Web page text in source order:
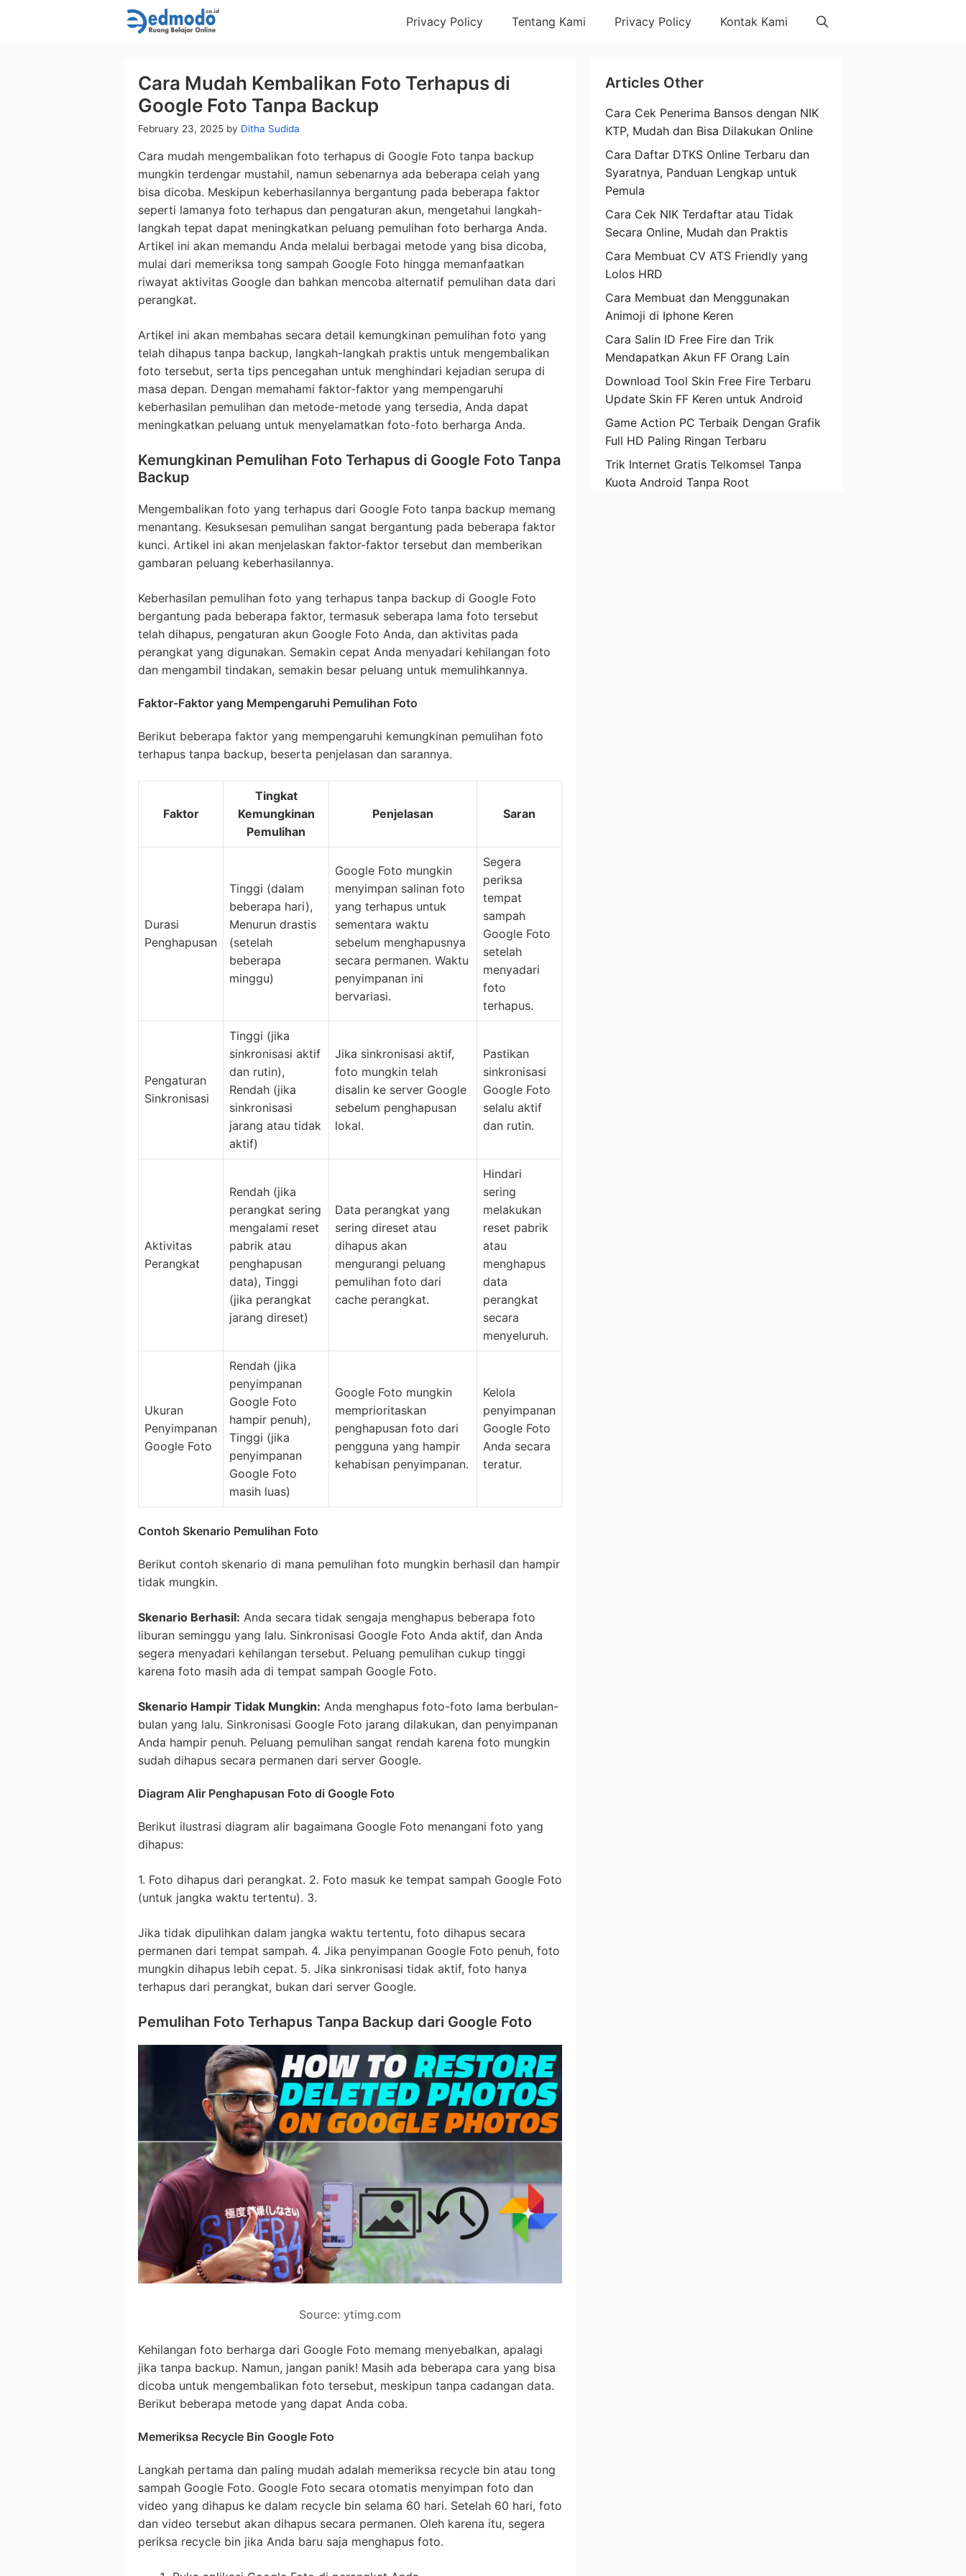
Privacy Policy Tentang Kami Privacy Policy Kontak Kami
Cara Mudah Kembalikan Foto Terhapus di
Google Foto Tanpa Backup
February 23, 2025 by Ditha Sudida
Cara mudah mengembalikan foto terhapus di Google Foto tanpa backup
mungkin terdengar mustahil, namun sebenarnya ada beberapa celah yang
bisa dicoba. Meskipun keberhasilannya bergantung pada beberapa faktor
seperti lamanya foto terhapus dan pengaturan akun, mengetahui langkah-
langkah tepat dapat meningkatkan peluang pemulihan foto berharga Anda.
Artikel ini akan memandu Anda melalui berbagai metode yang bisa dicoba,
mulai dari memeriksa tong sampah Google Foto hingga memanfaatkan
riwayat aktivitas Google dan bahkan mencoba alternatif pemulihan data dari
perangkat.
Artikel ini akan membahas secara detail kemungkinan pemulihan foto yang
telah dihapus tanpa backup, langkah-langkah praktis untuk mengembalikan
foto tersebut, serta tips pencegahan untuk menghindari kejadian serupa di
masa depan. Dengan memahami faktor-faktor yang mempengaruhi
keberhasilan pemulihan dan metode-metode yang tersedia, Anda dapat
meningkatkan peluang untuk menyelamatkan foto-foto berharga Anda.
Kemungkinan Pemulihan Foto Terhapus di Google Foto Tanpa
Backup
Mengembalikan foto yang terhapus dari Google Foto tanpa backup memang
menantang. Kesuksesan pemulihan sangat bergantung pada beberapa faktor
kunci. Artikel ini akan menjelaskan faktor-faktor tersebut dan memberikan
gambaran peluang keberhasilannya.
Keberhasilan pemulihan foto yang terhapus tanpa backup di Google Foto
bergantung pada beberapa faktor, termasuk seberapa lama foto tersebut
telah dihapus, pengaturan akun Google Foto Anda, dan aktivitas pada
perangkat yang digunakan. Semakin cepat Anda menyadari kehilangan foto
dan mengambil tindakan, semakin besar peluang untuk memulihkannya.
Faktor-Faktor yang Mempengaruhi Pemulihan Foto
Berikut beberapa faktor yang mempengaruhi kemungkinan pemulihan foto
terhapus tanpa backup, beserta penjelasan dan sarannya.
Faktor
Tingkat
Kemungkinan
Pemulihan
Penjelasan Saran
Durasi
Penghapusan
Tinggi (dalam
beberapa hari),
Menurun drastis
(setelah
beberapa
minggu)
Google Foto mungkin
menyimpan salinan foto
yang terhapus untuk
sementara waktu
sebelum menghapusnya
secara permanen. Waktu
penyimpanan ini
bervariasi.
Segera
periksa
tempat
sampah
Google Foto
setelah
menyadari
foto
terhapus.
Pengaturan
Sinkronisasi
Tinggi (jika
sinkronisasi aktif
dan rutin),
Rendah (jika
sinkronisasi
jarang atau tidak
aktif)
Jika sinkronisasi aktif,
foto mungkin telah
disalin ke server Google
sebelum penghapusan
lokal.
Pastikan
sinkronisasi
Google Foto
selalu aktif
dan rutin.
Aktivitas
Perangkat
Rendah (jika
perangkat sering
mengalami reset
pabrik atau
penghapusan
data), Tinggi
(jika perangkat
jarang direset)
Data perangkat yang
sering direset atau
dihapus akan
mengurangi peluang
pemulihan foto dari
cache perangkat.
Hindari
sering
melakukan
reset pabrik
atau
menghapus
data
perangkat
secara
menyeluruh.
Ukuran
Penyimpanan
Google Foto
Rendah (jika
penyimpanan
Google Foto
hampir penuh),
Tinggi (jika
penyimpanan
Google Foto
masih luas)
Google Foto mungkin
memprioritaskan
penghapusan foto dari
pengguna yang hampir
kehabisan penyimpanan.
Kelola
penyimpanan
Google Foto
Anda secara
teratur.
Contoh Skenario Pemulihan Foto
Berikut contoh skenario di mana pemulihan foto mungkin berhasil dan hampir
tidak mungkin.
Skenario Berhasil: Anda secara tidak sengaja menghapus beberapa foto
liburan seminggu yang lalu. Sinkronisasi Google Foto Anda aktif, dan Anda
segera menyadari kehilangan tersebut. Peluang pemulihan cukup tinggi
karena foto masih ada di tempat sampah Google Foto.
Skenario Hampir Tidak Mungkin: Anda menghapus foto-foto lama berbulan-
bulan yang lalu. Sinkronisasi Google Foto jarang dilakukan, dan penyimpanan
Anda hampir penuh. Peluang pemulihan sangat rendah karena foto mungkin
sudah dihapus secara permanen dari server Google.
Diagram Alir Penghapusan Foto di Google Foto
Berikut ilustrasi diagram alir bagaimana Google Foto menangani foto yang
dihapus:
1. Foto dihapus dari perangkat. 2. Foto masuk ke tempat sampah Google Foto
(untuk jangka waktu tertentu). 3.
Jika tidak dipulihkan dalam jangka waktu tertentu, foto dihapus secara
permanen dari tempat sampah. 4. Jika penyimpanan Google Foto penuh, foto
mungkin dihapus lebih cepat. 5. Jika sinkronisasi tidak aktif, foto hanya
terhapus dari perangkat, bukan dari server Google.
Pemulihan Foto Terhapus Tanpa Backup dari Google Foto
Source: ytimg.com
Kehilangan foto berharga dari Google Foto memang menyebalkan, apalagi
jika tanpa backup. Namun, jangan panik! Masih ada beberapa cara yang bisa
dicoba untuk mengembalikan foto tersebut, meskipun tanpa cadangan data.
Berikut beberapa metode yang dapat Anda coba.
Memeriksa Recycle Bin Google Foto
Langkah pertama dan paling mudah adalah memeriksa recycle bin atau tong
sampah Google Foto. Google Foto secara otomatis menyimpan foto dan
video yang dihapus ke dalam recycle bin selama 60 hari. Setelah 60 hari, foto
dan video tersebut akan dihapus secara permanen. Oleh karena itu, segera
periksa recycle bin jika Anda baru saja menghapus foto.
Articles Other
Cara Cek Penerima Bansos dengan NIK
KTP, Mudah dan Bisa Dilakukan Online
Cara Daftar DTKS Online Terbaru dan
Syaratnya, Panduan Lengkap untuk
Pemula
Cara Cek NIK Terdaftar atau Tidak
Secara Online, Mudah dan Praktis
Cara Membuat CV ATS Friendly yang
Lolos HRD
Cara Membuat dan Menggunakan
Animoji di Iphone Keren
Cara Salin ID Free Fire dan Trik
Mendapatkan Akun FF Orang Lain
Download Tool Skin Free Fire Terbaru
Update Skin FF Keren untuk Android
Game Action PC Terbaik Dengan Grafik
Full HD Paling Ringan Terbaru
Trik Internet Gratis Telkomsel Tanpa
Kuota Android Tanpa Root